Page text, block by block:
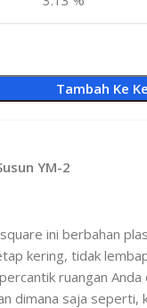
Tambah Ke
YM-2
square ini berbahan
kering, tidak
ruangan
dimana saja